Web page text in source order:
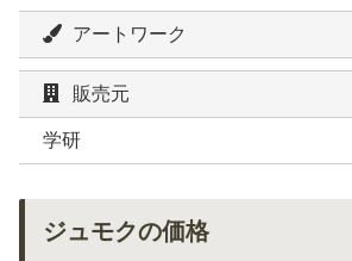
アートワーク
販売元
学研
ジュモクの価格